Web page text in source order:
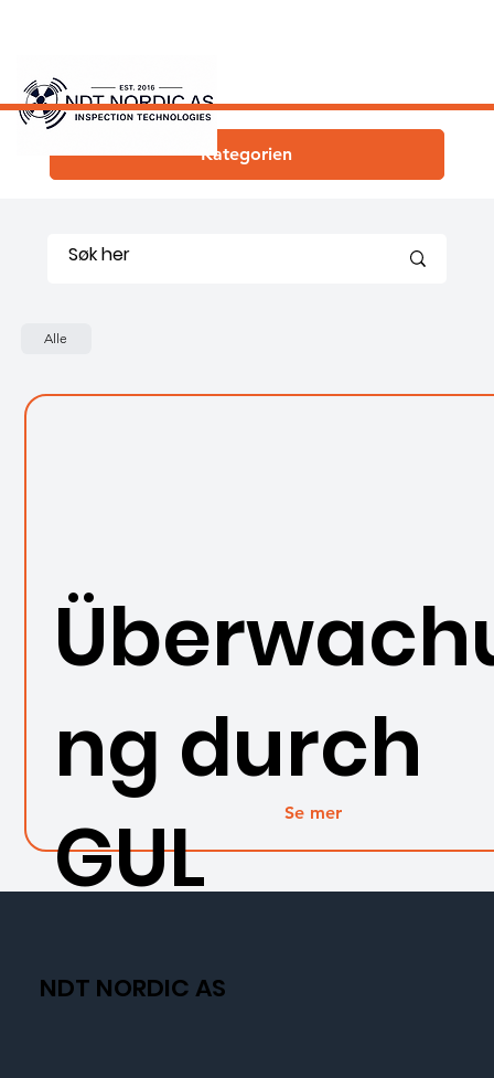
Kategorien
Alle
ng durch
GUL
Se mer
NDT NORDIC AS